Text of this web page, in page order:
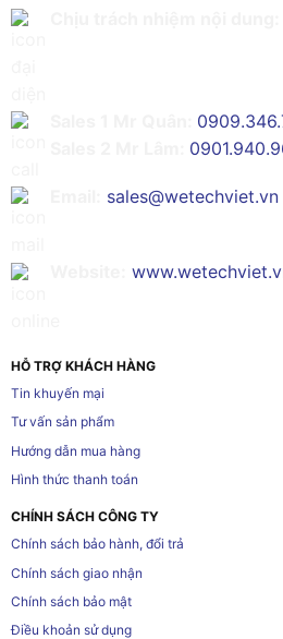
sales@wetechviet.vn
HỖ TRỢ KHÁCH HÀNG
Tin khuyến mại
Tư vấn sản phẩm
Hướng dẫn mua hàng
Hình thức thanh toán
CHÍNH SÁCH CÔNG TY
Chính sách bảo hành, đổi trả
Chính sách giao nhận
Chính sách bảo mật
Điều khoản sử dụng